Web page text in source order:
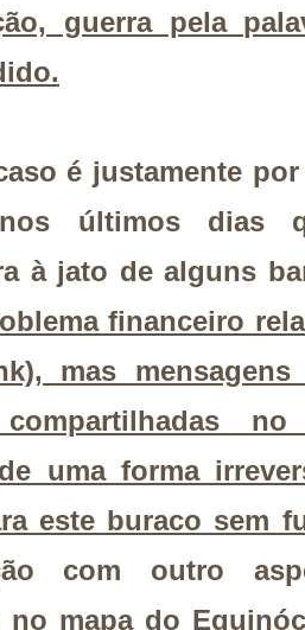
guerra pela
é justamente
últimos dias
à jato de alguns
financeiro
mas
compartilhadas
uma forma
este buraco sem
com outro
no mapa do